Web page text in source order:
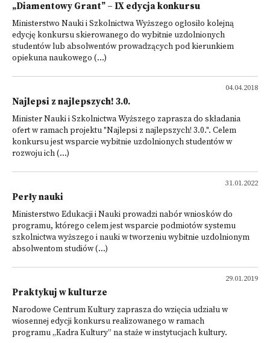
„Diamentowy Grant” – IX edycja konkursu
Ministerstwo Nauki i Szkolnictwa Wyższego ogłosiło kolejną
edycję konkursu skierowanego do wybitnie uzdolnionych
studentów lub absolwentów prowadzących pod kierunkiem
opiekuna naukowego (...)
04.04.2018
Najlepsi z najlepszych! 3.0.
Minister Nauki i Szkolnictwa Wyższego zaprasza do składania
ofert w ramach projektu "Najlepsi z najlepszych! 3.0.". Celem
konkursu jest wsparcie wybitnie uzdolnionych studentów w
rozwoju ich (...)
31.01.2022
Perły nauki
Ministerstwo Edukacji i Nauki prowadzi nabór wniosków do
programu, którego celem jest wsparcie podmiotów systemu
szkolnictwa wyższego i nauki w tworzeniu wybitnie uzdolnionym
absolwentom studiów (...)
29.01.2019
Praktykuj w kulturze
Narodowe Centrum Kultury zaprasza do wzięcia udziału w
wiosennej edycji konkursu realizowanego w ramach
programu „Kadra Kultury” na staże w instytucjach kultury.